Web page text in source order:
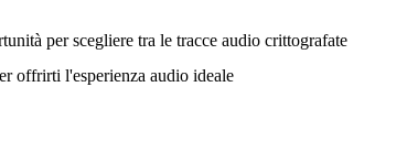
per scegliere tra le tracce audio crittografate
offrirti l'esperienza audio ideale